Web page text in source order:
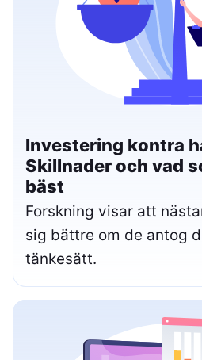
Investering kontra
Skillnader och vad
bäst
Forskning visar att
sig bättre om de antog
tänkesätt.